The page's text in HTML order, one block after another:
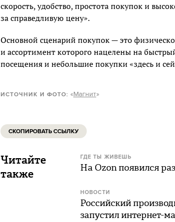
скорость, удобство, простота покупок и
за справедливую цену».
Основной сценарий покупок — это
и ассортимент которого нацелены на
посещения и небольшие покупки «здесь и
ИСТОЧНИК И ФОТО: «Магнит»
СКОПИРОВАТЬ ССЫЛКУ
Читайте
также
ГДЕ ТЫ ЖИВЕШЬ
На Ozon появился
НОВОСТИ
Российский
запустил интернет-